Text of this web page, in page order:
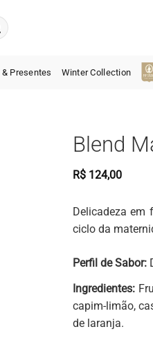
& Presentes Winter Collection
Blend
R$124,00
Delicadeza
ciclo da
Perfil de Sabor:
Ingredientes:
capim-limão,
de laranja.